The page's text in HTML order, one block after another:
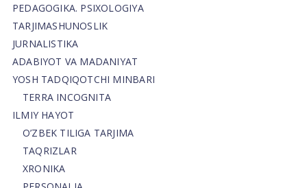
PEDAGOGIKA. PSIXOLOGIYA
TARJIMASHUNOSLIK
JURNALISTIKA
ADABIYOT VA MADANIYAT
YOSH TADQIQOTCHI MINBARI
TERRA INCOGNITA
ILMIY HAYOT
O’ZBEK TILIGA TARJIMA
TAQRIZLAR
XRONIKA